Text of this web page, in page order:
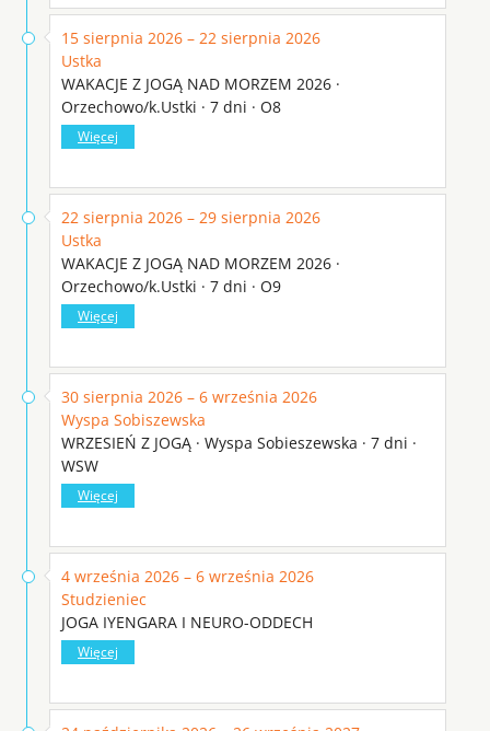
15 sierpnia 2026 – 22 sierpnia 2026
Ustka
WAKACJE Z JOGĄ NAD MORZEM 2026 ·
Orzechowo/k.Ustki · 7 dni · O8
Więcej
22 sierpnia 2026 – 29 sierpnia 2026
Ustka
WAKACJE Z JOGĄ NAD MORZEM 2026 ·
Orzechowo/k.Ustki · 7 dni · O9
Więcej
30 sierpnia 2026 – 6 września 2026
Wyspa Sobiszewska
WRZESIEŃ Z JOGĄ · Wyspa Sobieszewska · 7 dni ·
WSW
Więcej
4 września 2026 – 6 września 2026
Studzieniec
JOGA IYENGARA I NEURO-ODDECH
Więcej